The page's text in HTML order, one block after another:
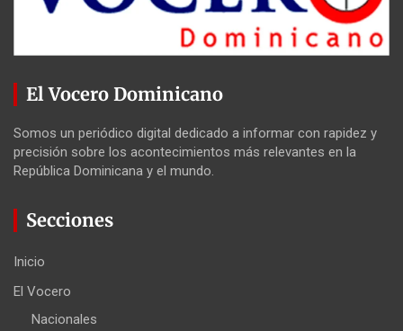
El Vocero Dominicano
Somos un periódico digital dedicado a informar con rapidez y
precisión sobre los acontecimientos más relevantes en la
República Dominicana y el mundo.
Secciones
Inicio
El Vocero
Nacionales